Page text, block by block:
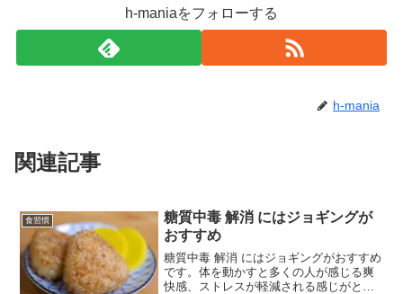
h-maniaをフォローする
h-mania
関連記事
食習慣
糖質中毒 解消 にはジョギングが
おすすめ
糖質中毒 解消 にはジョギングがおすすめ
です。体を動かすと多くの人が感じる爽
快感、ストレスが軽減される感じがとて